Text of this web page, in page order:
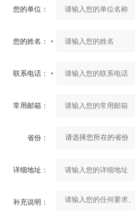
您的单位：
您的姓名：
联系电话：
常用邮箱：
省份：
详细地址：
补充说明：